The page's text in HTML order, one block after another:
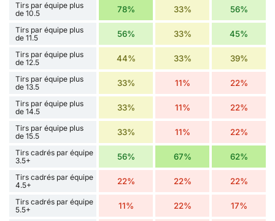
Tirs par équipe plus
de 10.5
78% 33% 56%
Tirs par équipe plus
de 11.5
56% 33% 45%
Tirs par équipe plus
de 12.5
44% 33% 39%
Tirs par équipe plus
de 13.5
33% 11% 22%
Tirs par équipe plus
de 14.5
33% 11% 22%
Tirs par équipe plus
de 15.5
33% 11% 22%
Tirs cadrés par équipe
3.5+
56% 67% 62%
Tirs cadrés par équipe
4.5+
22% 22% 22%
Tirs cadrés par équipe
5.5+
11% 22% 17%